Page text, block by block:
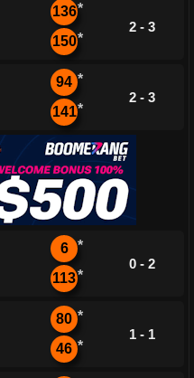
136*
150*
2 - 3
94 *
141*
2 - 3
6 *
113*
0 - 2
80 *
46 *
1 - 1